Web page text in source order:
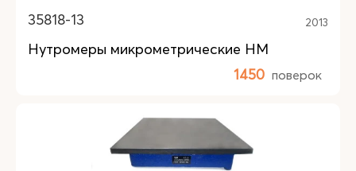
35818-13 2013
Нутромеры микрометрические НМ
1450 поверок